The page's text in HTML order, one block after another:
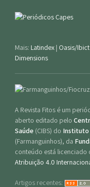
Mais: Latindex | Oasis/Ibict
Dimensions
A Revista Fitos é um
aberto editado pelo
Saúde (CIBS) do Instituto
(Farmanguinhos), da
conteúdo está licenciado
Atribuição 4.0
Artigos recentes: